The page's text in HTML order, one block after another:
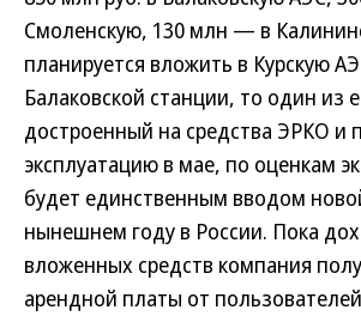
Смоленскую, 130 млн — в
планируется вложить в Курскую
Балаковской станции, то один из
достроенный на средства ЭРКО и
эксплуатацию в мае, по оценкам
будет единственным вводом
нынешнем году в России. Пока
вложенных средств компания
арендной платы от пользователей